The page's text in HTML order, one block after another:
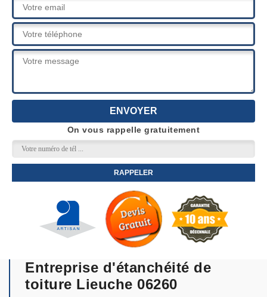
On vous rappelle gratuitement
Entreprise d'étanchéité de
toiture Lieuche 06260